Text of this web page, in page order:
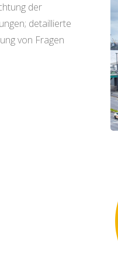
der
detaillierte
von Fragen